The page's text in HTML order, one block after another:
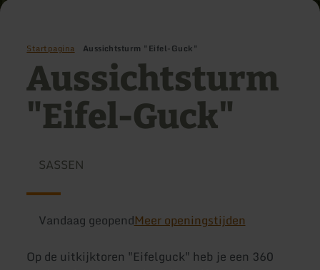
Startpagina Aussichtsturm "Eifel-Guck"
Aussichtsturm
"Eifel-Guck"
SASSEN
Vandaag geopendMeer openingstijden
Op de uitkijktoren "Eifelguck" heb je een 360